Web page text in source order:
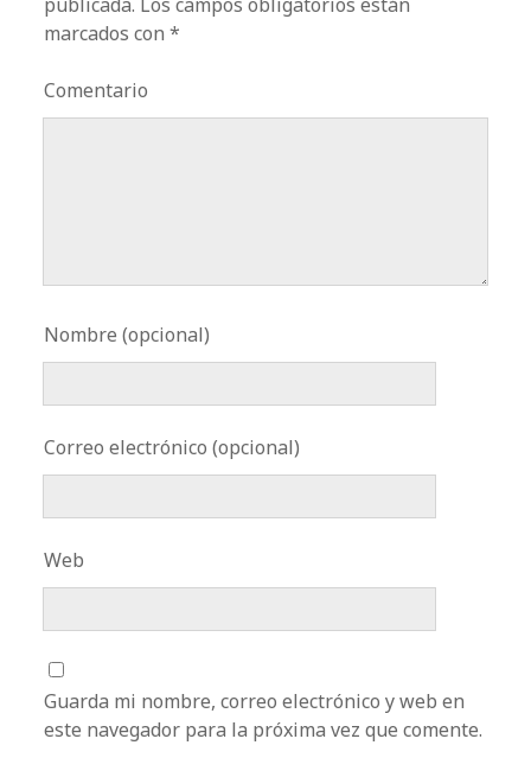
marcados con*
Comentario
Nombre (opcional)
Correo electrónico (opcional)
Web
Guarda mi nombre, correo electrónico y web en
este navegador para la próxima vez que comente.